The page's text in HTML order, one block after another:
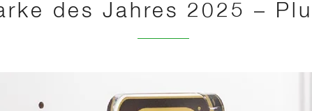
des Jahres 2025 –